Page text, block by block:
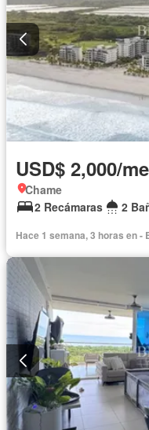
USD$ 2,000/
Chame
2 Recámaras
2
Hace 1 semana, 3 horas en -